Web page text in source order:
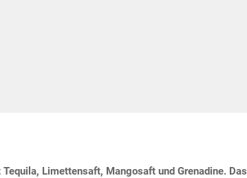
Limettensaft, Mangosaft und Grenadine. Das